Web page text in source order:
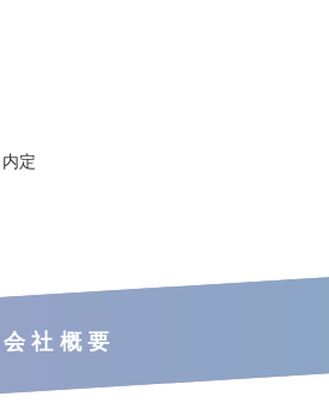
定
会社概要